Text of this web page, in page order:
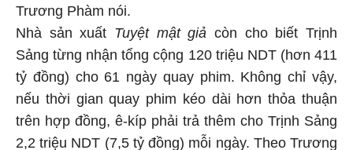
Trương Phàm nói.
Nhà sản xuất Tuyệt mật giả còn cho biết Trịnh
Sảng từng nhận tổng cộng 120 triệu NDT (hơn 411
tỷ đồng) cho 61 ngày quay phim. Không chỉ vậy,
nếu thời gian quay phim kéo dài hơn thỏa thuận
trên hợp đồng, ê-kíp phải trả thêm cho Trịnh Sảng
2,2 triệu NDT (7,5 tỷ đồng) mỗi ngày. Theo Trương